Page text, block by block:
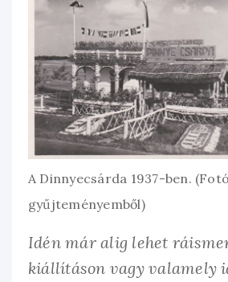
A Dinnyecsárda 1937-ben.
gyűjteményemből)
Idén már alig lehet
kiállításon vagy valamely